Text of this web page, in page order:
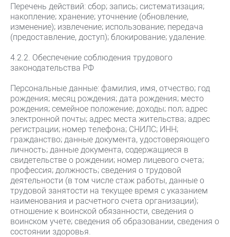
Перечень действий: сбор; запись; систематизация;
накопление; хранение; уточнение (обновление,
изменение); извлечение; использование; передача
(предоставление, доступ); блокирование; удаление.
4.2.2. Обеспечение соблюдения трудового
законодательства РФ
Персональные данные: фамилия, имя, отчество; год
рождения; месяц рождения; дата рождения; место
рождения; семейное положение; доходы; пол; адрес
электронной почты; адрес места жительства; адрес
регистрации; номер телефона; СНИЛС; ИНН;
гражданство; данные документа, удостоверяющего
личность; данные документа, содержащиеся в
свидетельстве о рождении; номер лицевого счета;
профессия; должность; сведения о трудовой
деятельности (в том числе стаж работы, данные о
трудовой занятости на текущее время с указанием
наименования и расчетного счета организации);
отношение к воинской обязанности, сведения о
воинском учете; сведения об образовании, сведения о
состоянии здоровья.